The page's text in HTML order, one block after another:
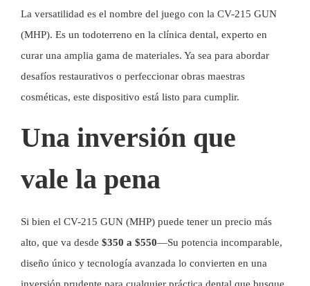
La versatilidad es el nombre del juego con la CV-215 GUN
(MHP). Es un todoterreno en la clínica dental, experto en
curar una amplia gama de materiales. Ya sea para abordar
desafíos restaurativos o perfeccionar obras maestras
cosméticas, este dispositivo está listo para cumplir.
Una inversión que
vale la pena
Si bien el CV-215 GUN (MHP) puede tener un precio más
alto, que va desde $350 a $550—Su potencia incomparable,
diseño único y tecnología avanzada lo convierten en una